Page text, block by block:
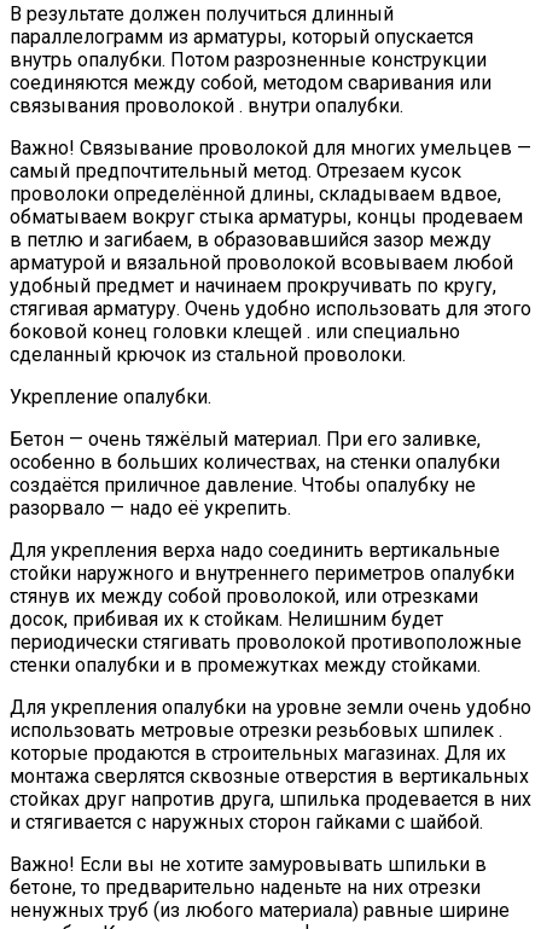
В результате должен получиться длинный
параллелограмм из арматуры, который опускается
внутрь опалубки. Потом разрозненные конструкции
соединяются между собой, методом сваривания или
связывания проволокой . внутри опалубки.
Важно! Связывание проволокой для многих умельцев —
самый предпочтительный метод. Отрезаем кусок
проволоки определённой длины, складываем вдвое,
обматываем вокруг стыка арматуры, концы продеваем
в петлю и загибаем, в образовавшийся зазор между
арматурой и вязальной проволокой всовываем любой
удобный предмет и начинаем прокручивать по кругу,
стягивая арматуру. Очень удобно использовать для этого
боковой конец головки клещей . или специально
сделанный крючок из стальной проволоки.
Укрепление опалубки.
Бетон — очень тяжёлый материал. При его заливке,
особенно в больших количествах, на стенки опалубки
создаётся приличное давление. Чтобы опалубку не
разорвало — надо её укрепить.
Для укрепления верха надо соединить вертикальные
стойки наружного и внутреннего периметров опалубки
стянув их между собой проволокой, или отрезками
досок, прибивая их к стойкам. Нелишним будет
периодически стягивать проволокой противоположные
стенки опалубки и в промежутках между стойками.
Для укрепления опалубки на уровне земли очень удобно
использовать метровые отрезки резьбовых шпилек .
которые продаются в строительных магазинах. Для их
монтажа сверлятся сквозные отверстия в вертикальных
стойках друг напротив друга, шпилька продевается в них
и стягивается с наружных сторон гайками с шайбой.
Важно! Если вы не хотите замуровывать шпильки в
бетоне, то предварительно наденьте на них отрезки
ненужных труб (из любого материала) равные ширине